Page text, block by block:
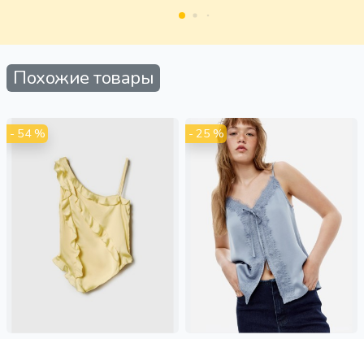
Похожие товары
- 54 % - 25 %